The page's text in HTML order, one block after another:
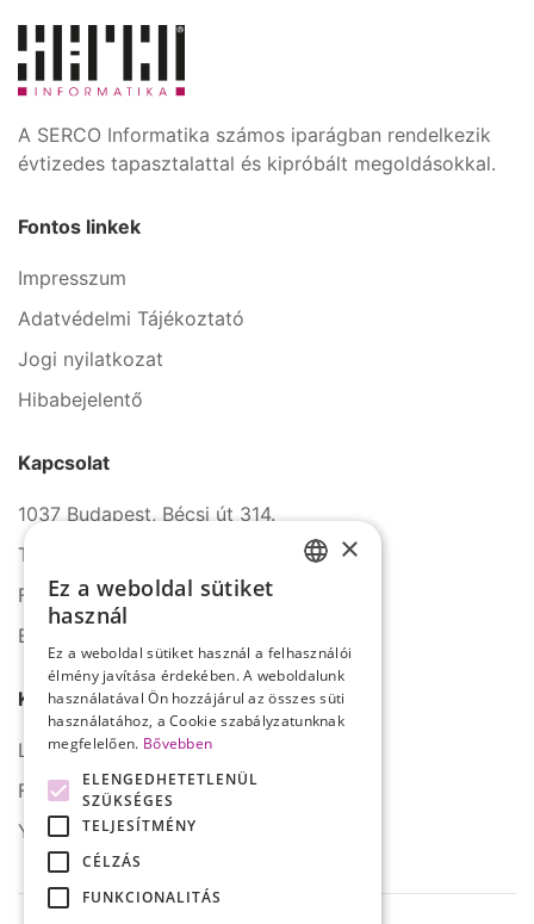
A SERCO Informatika számos iparágban rendelkezik
évtizedes tapasztalattal és kipróbált megoldásokkal.
Fontos linkek
Impresszum
Adatvédelmi Tájékoztató
Jogi nyilatkozat
Hibabejelentő
Kapcsolat
1037 Budapest, Bécsi út 314.
Tel.: +36 1 272 2140
Fax: +36 1 272 2150
E-mail: info@serco.hu
Kövessen minket
LinkedIn
Facebook
YouTube
×
Ez a weboldal sütiket
használ
Ez a weboldal sütiket használ a felhasználói
élmény javítása érdekében. A weboldalunk
használatával Ön hozzájárul az összes süti
használatához, a Cookie szabályzatunknak
megfelelően. Bővebben
ELENGEDHETETLENÜL
SZÜKSÉGES
TELJESÍTMÉNY
CÉLZÁS
FUNKCIONALITÁS